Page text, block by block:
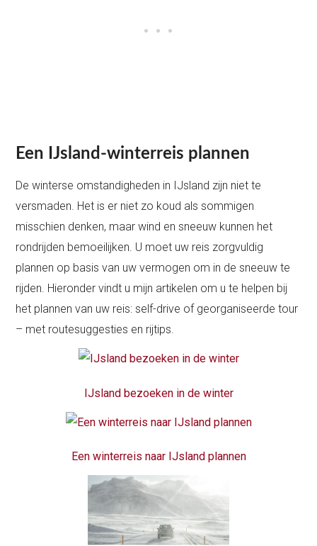
Een IJsland-winterreis plannen
De winterse omstandigheden in IJsland zijn niet te
versmaden. Het is er niet zo koud als sommigen
misschien denken, maar wind en sneeuw kunnen het
rondrijden bemoeilijken. U moet uw reis zorgvuldig
plannen op basis van uw vermogen om in de sneeuw te
rijden. Hieronder vindt u mijn artikelen om u te helpen bij
het plannen van uw reis: self-drive of georganiseerde tour
– met routesuggesties en rijtips.
IJsland bezoeken in de winter
Een winterreis naar IJsland plannen